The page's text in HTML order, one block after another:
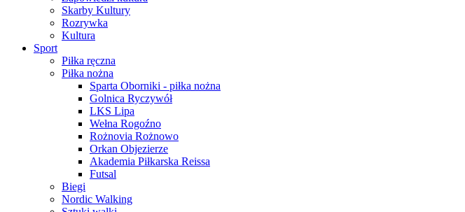
Skarby Kultury
Rozrywka
Kultura
Sport
Piłka ręczna
Piłka nożna
Sparta Oborniki - piłka nożna
Golnica Ryczywół
LKS Lipa
Wełna Rogoźno
Rożnovia Rożnowo
Orkan Objezierze
Akademia Piłkarska Reissa
Futsal
Biegi
Nordic Walking